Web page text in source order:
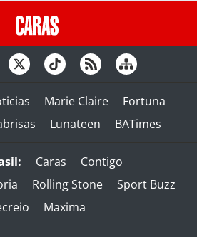
Marie Claire
Fortuna
Lunateen BATimes
Caras
Contigo
Rolling Stone
Sport Buzz
Maxima